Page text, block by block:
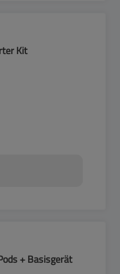
Kit
+ Basisgerät